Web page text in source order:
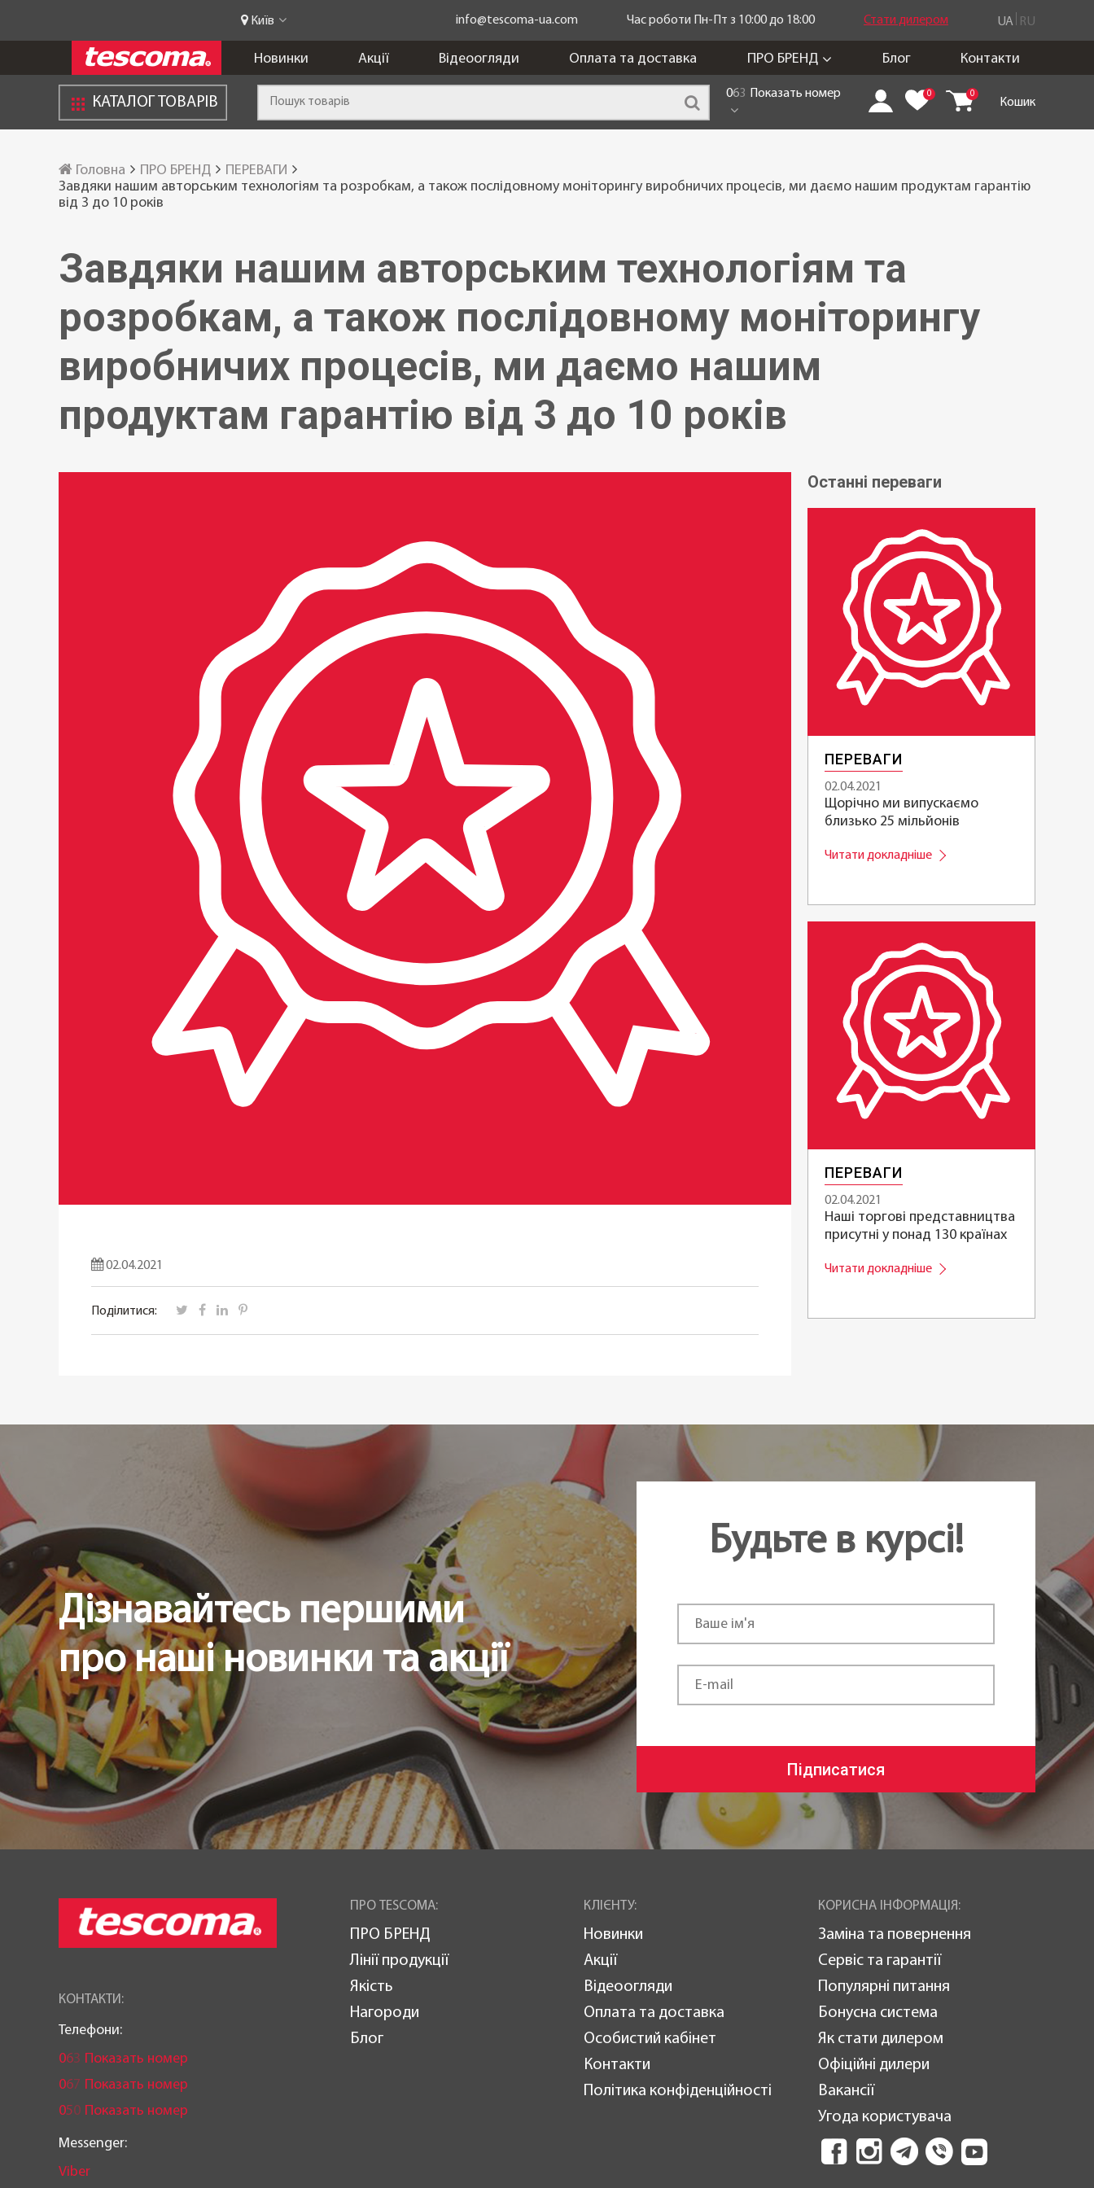
Київ info@tescoma-ua.com Час роботи Пн-Пт з 10:00 до 18:00 Стати дилером UA RU
Новинки Акції Відеоогляди Оплата та доставка ПРО БРЕНД Блог Контакти
КАТАЛОГ ТОВАРІВ
063 Показать номер 0 0
Кошик
Головна ПРО БРЕНД
ПЕРЕВАГИ
Завдяки нашим авторським технологіям та розробкам, а також послідовному моніторингу виробничих процесів, ми даємо нашим продуктам гарантію
від 3 до 10 років
Завдяки нашим авторським технологіям та
розробкам, а також послідовному моніторингу
виробничих процесів, ми даємо нашим
продуктам гарантію від 3 до 10 років
02.04.2021
Поділитися:
Останні переваги
ПЕРЕВАГИ
02.04.2021
Щорічно ми випускаємо
близько 25 мільйонів
Читати докладніше
ПЕРЕВАГИ
02.04.2021
Наші торгові представництва
присутні у понад 130 країнах
Читати докладніше
Дізнавайтесь першими
про наші новинки та акції
Будьте в курсі!
Підписатися
КОНТАКТИ:
Телефони:
063 Показать номер
067 Показать номер
050 Показать номер
Messenger:
Viber
ПРО TESCOMA:
ПРО БРЕНД
Лінії продукції
Якість
Нагороди
Блог
КЛІЄНТУ:
Новинки
Акції
Відеоогляди
Оплата та доставка
Особистий кабінет
Контакти
Політика конфіденційності
КОРИСНА ІНФОРМАЦІЯ:
Заміна та повернення
Сервіс та гарантії
Популярні питання
Бонусна система
Як стати дилером
Офіційні дилери
Вакансії
Угода користувача